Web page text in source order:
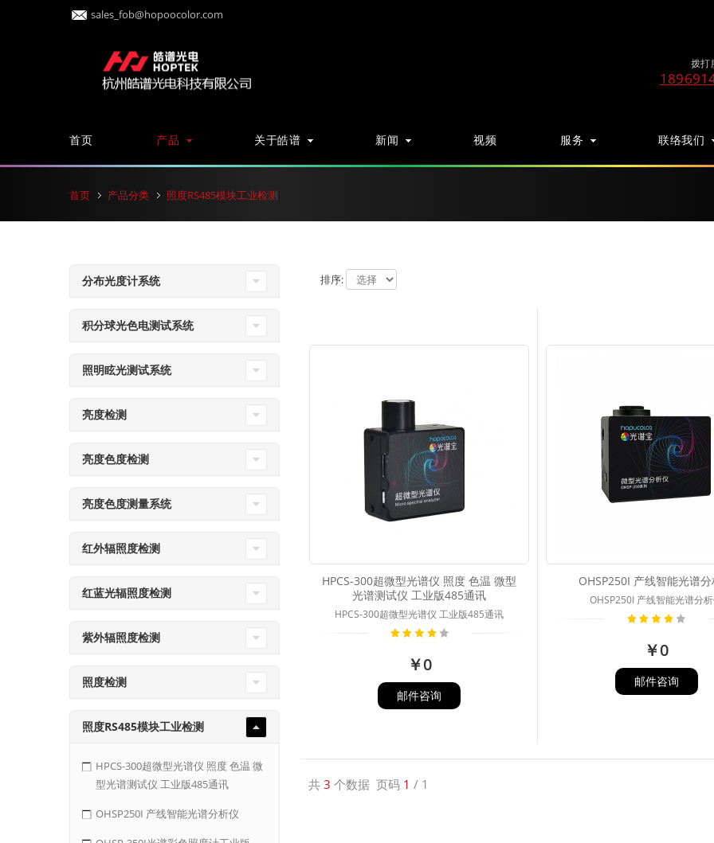
sales_fob@hopoocolor.com
拨打
首页 产品 关于皓谱 新闻 视频 服务 联络我们
首页 产品分类 照度RS485模块工业检测
分布光度计系统
积分球光色电测试系统
照明眩光测试系统
亮度检测
亮度色度检测
亮度色度测量系统
红外辐照度检测
红蓝光辐照度检测
紫外辐照度检测
照度检测
照度RS485模块工业检测
HPCS-300超微型光谱仪 照度 色温 微
型光谱测试仪 工业版485通讯
OHSP250I 产线智能光谱分析仪
排序:
HPCS-300超微型光谱仪 照度 色温 微型
光谱测试仪 工业版485通讯
HPCS-300超微型光谱仪 工业版485通讯
￥0
邮件咨询
OHSP250I 产线智能光谱
OHSP250I 产线智能光谱分
￥0
邮件咨询
共 3 个数据 页码 1 / 1